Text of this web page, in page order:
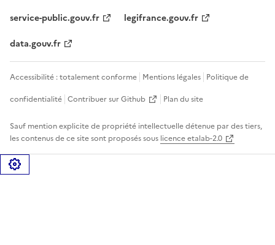
service-public.gouv.fr
legifrance.gouv.fr
data.gouv.fr
Accessibilité : totalement conforme Mentions légales Politique de
confidentialité Contribuer sur Github Plan du site
Sauf mention explicite de propriété intellectuelle détenue par des tiers,
les contenus de ce site sont proposés sous licence etalab-2.0
Gérer les cookies